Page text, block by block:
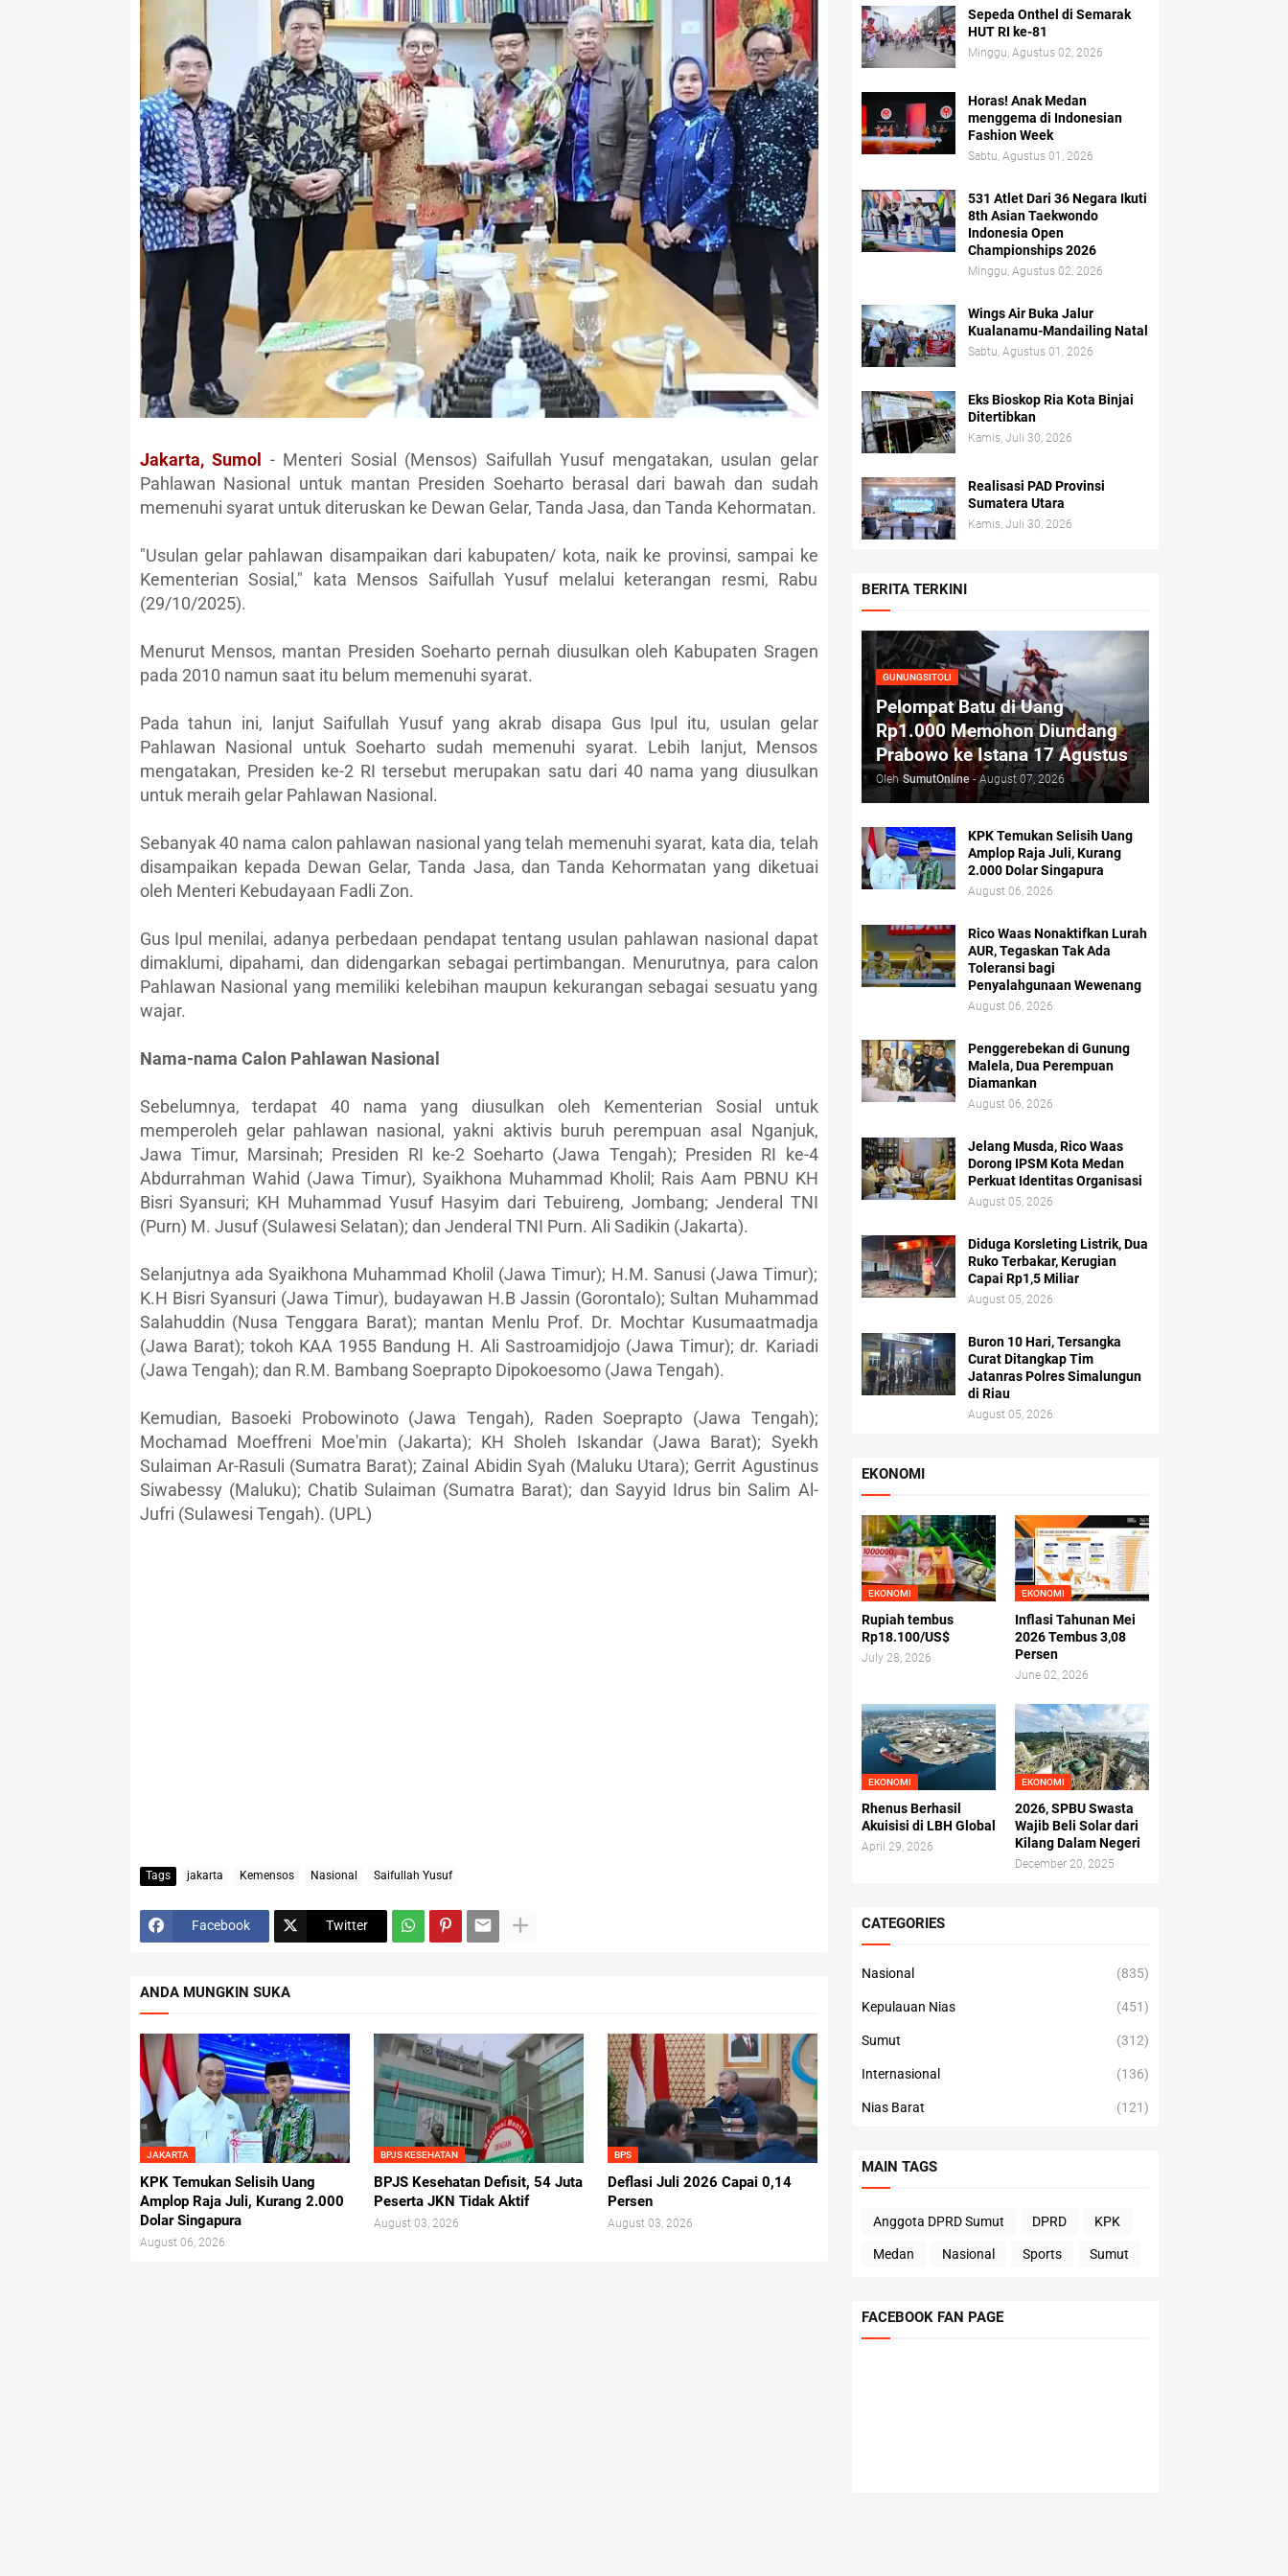
Jakarta, Sumol
- Menteri Sosial (Mensos) Saifullah Yusuf mengatakan, usulan gelar
Pahlawan Nasional untuk mantan Presiden Soeharto berasal dari bawah dan sudah
memenuhi syarat untuk diteruskan ke Dewan Gelar, Tanda Jasa, dan Tanda Kehormatan.
"Usulan gelar pahlawan disampaikan dari kabupaten/ kota, naik ke provinsi, sampai ke
Kementerian Sosial," kata Mensos Saifullah Yusuf melalui keterangan resmi, Rabu
(29/10/2025).
Menurut Mensos, mantan Presiden Soeharto pernah diusulkan oleh Kabupaten Sragen
pada 2010 namun saat itu belum memenuhi syarat.
Pada tahun ini, lanjut Saifullah Yusuf yang akrab disapa Gus Ipul itu, usulan gelar
Pahlawan Nasional untuk Soeharto sudah memenuhi syarat. Lebih lanjut, Mensos
mengatakan, Presiden ke-2 RI tersebut merupakan satu dari 40 nama yang diusulkan
untuk meraih gelar Pahlawan Nasional.
Sebanyak 40 nama calon pahlawan nasional yang telah memenuhi syarat, kata dia, telah
disampaikan kepada Dewan Gelar, Tanda Jasa, dan Tanda Kehormatan yang diketuai
oleh Menteri Kebudayaan Fadli Zon.
Gus Ipul menilai, adanya perbedaan pendapat tentang usulan pahlawan nasional dapat
dimaklumi, dipahami, dan didengarkan sebagai pertimbangan. Menurutnya, para calon
Pahlawan Nasional yang memiliki kelebihan maupun kekurangan sebagai sesuatu yang
wajar.
Nama-nama Calon Pahlawan Nasional
Sebelumnya, terdapat 40 nama yang diusulkan oleh Kementerian Sosial untuk
memperoleh gelar pahlawan nasional, yakni aktivis buruh perempuan asal Nganjuk,
Jawa Timur, Marsinah; Presiden RI ke-2 Soeharto (Jawa Tengah); Presiden RI ke-4
Abdurrahman Wahid (Jawa Timur), Syaikhona Muhammad Kholil; Rais Aam PBNU KH
Bisri Syansuri; KH Muhammad Yusuf Hasyim dari Tebuireng, Jombang; Jenderal TNI
(Purn) M. Jusuf (Sulawesi Selatan); dan Jenderal TNI Purn. Ali Sadikin (Jakarta).
Selanjutnya ada Syaikhona Muhammad Kholil (Jawa Timur); H.M. Sanusi (Jawa Timur);
K.H Bisri Syansuri (Jawa Timur), budayawan H.B Jassin (Gorontalo); Sultan Muhammad
Salahuddin (Nusa Tenggara Barat); mantan Menlu Prof. Dr. Mochtar Kusumaatmadja
(Jawa Barat); tokoh KAA 1955 Bandung H. Ali Sastroamidjojo (Jawa Timur); dr. Kariadi
(Jawa Tengah); dan R.M. Bambang Soeprapto Dipokoesomo (Jawa Tengah).
Kemudian, Basoeki Probowinoto (Jawa Tengah), Raden Soeprapto (Jawa Tengah);
Mochamad Moeffreni Moe'min (Jakarta); KH Sholeh Iskandar (Jawa Barat); Syekh
Sulaiman Ar-Rasuli (Sumatra Barat); Zainal Abidin Syah (Maluku Utara); Gerrit Agustinus
Siwabessy (Maluku); Chatib Sulaiman (Sumatra Barat); dan Sayyid Idrus bin Salim Al-
Jufri (Sulawesi Tengah). (UPL)
Tags jakarta Kemensos Nasional Saifullah Yusuf
Facebook Twitter
ANDA MUNGKIN SUKA
JAKARTA
KPK Temukan Selisih Uang
Amplop Raja Juli, Kurang 2.000
Dolar Singapura
August 06, 2026
BPJS KESEHATAN
BPJS Kesehatan Defisit, 54 Juta
Peserta JKN Tidak Aktif
August 03, 2026
BPS
Deflasi Juli 2026 Capai 0,14
Persen
August 03, 2026
Sepeda Onthel di Semarak
HUT RI ke-81
Minggu, Agustus 02, 2026
Horas! Anak Medan
menggema di Indonesian
Fashion Week
Sabtu, Agustus 01, 2026
531 Atlet Dari 36 Negara Ikuti
8th Asian Taekwondo
Indonesia Open
Championships 2026
Minggu, Agustus 02, 2026
Wings Air Buka Jalur
Kualanamu-Mandailing Natal
Sabtu, Agustus 01, 2026
Eks Bioskop Ria Kota Binjai
Ditertibkan
Kamis, Juli 30, 2026
Realisasi PAD Provinsi
Sumatera Utara
Kamis, Juli 30, 2026
BERITA TERKINI
GUNUNGSITOLI
Pelompat Batu di Uang
Rp1.000 Memohon Diundang
Prabowo ke Istana 17 Agustus
Oleh SumutOnline - August 07, 2026
KPK Temukan Selisih Uang
Amplop Raja Juli, Kurang
2.000 Dolar Singapura
August 06, 2026
Rico Waas Nonaktifkan Lurah
AUR, Tegaskan Tak Ada
Toleransi bagi
Penyalahgunaan Wewenang
August 06, 2026
Penggerebekan di Gunung
Malela, Dua Perempuan
Diamankan
August 06, 2026
Jelang Musda, Rico Waas
Dorong IPSM Kota Medan
Perkuat Identitas Organisasi
August 05, 2026
Diduga Korsleting Listrik, Dua
Ruko Terbakar, Kerugian
Capai Rp1,5 Miliar
August 05, 2026
Buron 10 Hari, Tersangka
Curat Ditangkap Tim
Jatanras Polres Simalungun
di Riau
August 05, 2026
EKONOMI
EKONOMI
Rupiah tembus
Rp18.100/US$
July 28, 2026
EKONOMI
Inflasi Tahunan Mei
2026 Tembus 3,08
Persen
June 02, 2026
EKONOMI
Rhenus Berhasil
Akuisisi di LBH Global
April 29, 2026
EKONOMI
2026, SPBU Swasta
Wajib Beli Solar dari
Kilang Dalam Negeri
December 20, 2025
CATEGORIES
Nasional (835)
Kepulauan Nias (451)
Sumut (312)
Internasional (136)
Nias Barat (121)
MAIN TAGS
Anggota DPRD Sumut DPRD KPK
Medan Nasional Sports Sumut
FACEBOOK FAN PAGE